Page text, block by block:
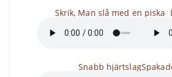
Skrik, Man slå med en piska
Snabb hjärtslag